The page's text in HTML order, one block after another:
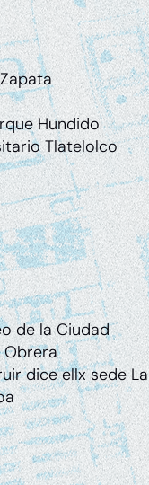
Hundido
Tlatelolco
de la Ciudad
Obrera
dice ellx sede La